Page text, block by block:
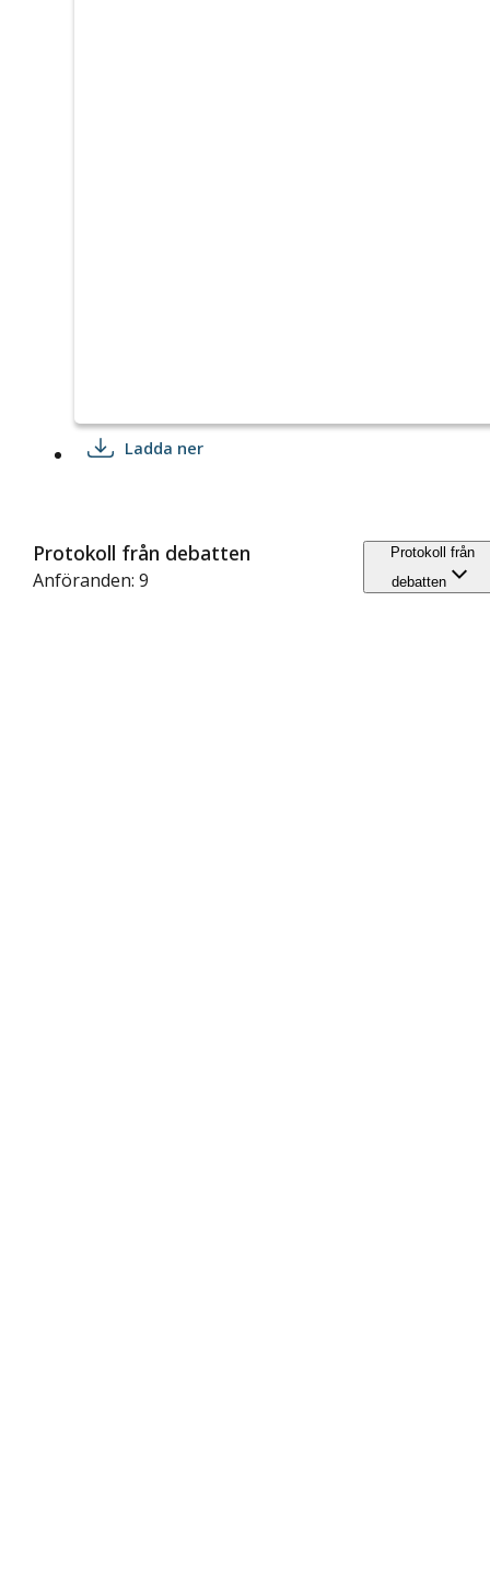
Ladda ner
Protokoll från debatten
Anföranden: 9
Protokoll från
debatten